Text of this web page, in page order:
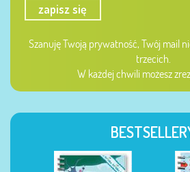
zapisz się
Szanuję Twoją prywatność, Twój mail
trzecich.
W każdej chwili możesz